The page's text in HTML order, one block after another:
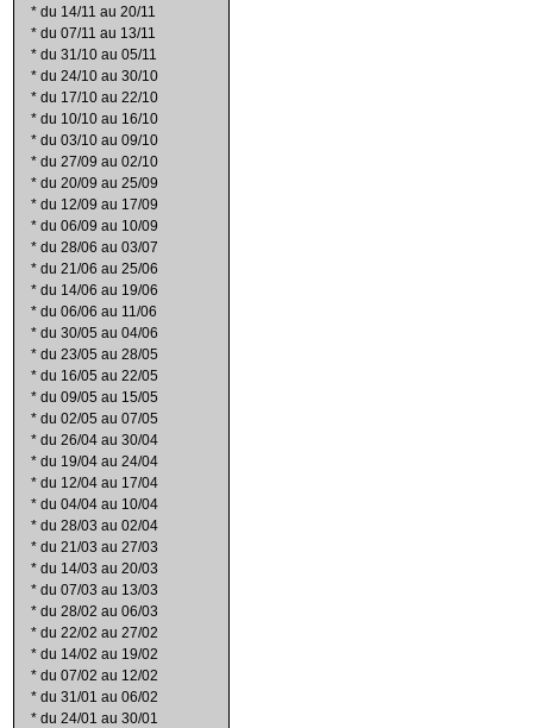
* du 14/11 au 20/11
* du 07/11 au 13/11
* du 31/10 au 05/11
* du 24/10 au 30/10
* du 17/10 au 22/10
* du 10/10 au 16/10
* du 03/10 au 09/10
* du 27/09 au 02/10
* du 20/09 au 25/09
* du 12/09 au 17/09
* du 06/09 au 10/09
* du 28/06 au 03/07
* du 21/06 au 25/06
* du 14/06 au 19/06
* du 06/06 au 11/06
* du 30/05 au 04/06
* du 23/05 au 28/05
* du 16/05 au 22/05
* du 09/05 au 15/05
* du 02/05 au 07/05
* du 26/04 au 30/04
* du 19/04 au 24/04
* du 12/04 au 17/04
* du 04/04 au 10/04
* du 28/03 au 02/04
* du 21/03 au 27/03
* du 14/03 au 20/03
* du 07/03 au 13/03
* du 28/02 au 06/03
* du 22/02 au 27/02
* du 14/02 au 19/02
* du 07/02 au 12/02
* du 31/01 au 06/02
* du 24/01 au 30/01